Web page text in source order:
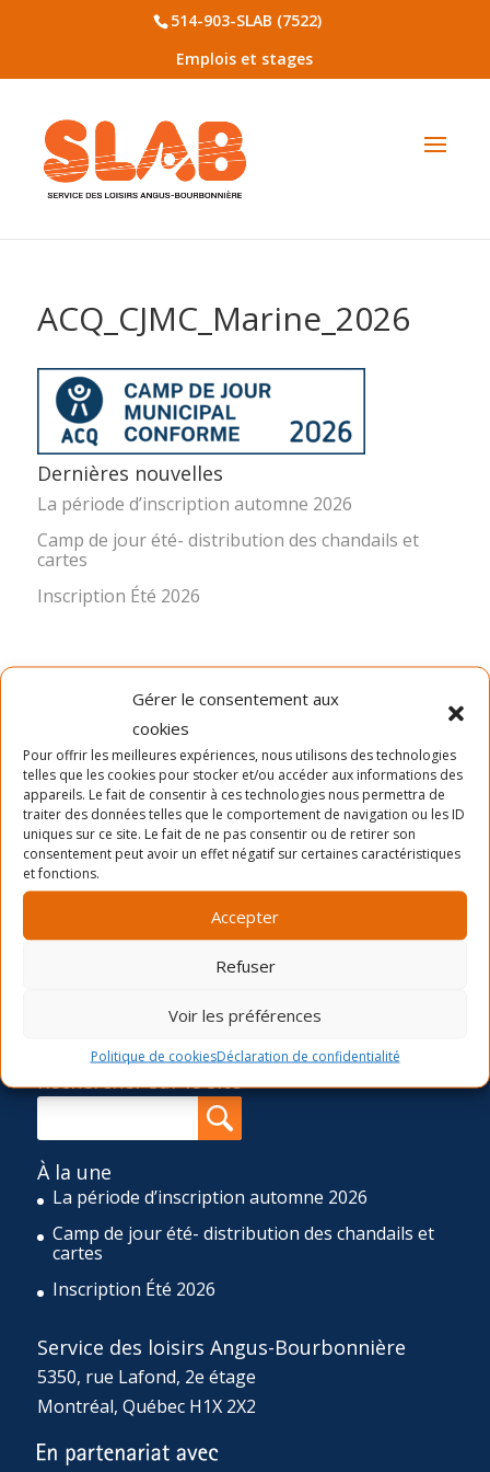
Gérer le consentement aux
cookies
Pour offrir les meilleures expériences, nous utilisons des technologies
telles que les cookies pour stocker et/ou accéder aux informations des
appareils. Le fait de consentir à ces technologies nous permettra de
traiter des données telles que le comportement de navigation ou les ID
uniques sur ce site. Le fait de ne pas consentir ou de retirer son
consentement peut avoir un effet négatif sur certaines caractéristiques
et fonctions.
Accepter
Refuser
Voir les préférences
Politique de cookiesDéclaration de confidentialité
514-903-SLAB (7522)
Emplois et stages
ACQ_CJMC_Marine_2026
Dernières nouvelles
La période d’inscription automne 2026
Camp de jour été- distribution des chandails et
cartes
Inscription Été 2026
LA MISSION
Ancré dans le quartier Rosemont depuis 1966, le Service
des Loisirs Angus-Bourbonnière contribue significative à
l’épanouissement et au bien-être de sa communauté en
sociocommunautaires et récréatives diversifiées,
SLAB propose quatre sessions d’activités de loisir (hiver,
ponctuels ainsi qu’un camp de jour de huit semaines
Rechercher sur le site
À la une
La période d’inscription automne 2026
Camp de jour été- distribution des chandails et
cartes
Inscription Été 2026
Service des loisirs Angus-Bourbonnière
5350, rue Lafond, 2e étage
Montréal, Québec H1X 2X2